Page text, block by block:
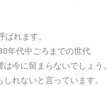
れます。
代中ごろまでの世代
に留まらないでしょう。
ないと言っています。